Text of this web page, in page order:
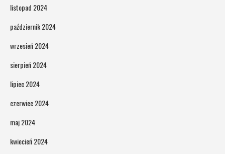
listopad 2024
październik 2024
wrzesień 2024
sierpień 2024
lipiec 2024
czerwiec 2024
maj 2024
kwiecień 2024